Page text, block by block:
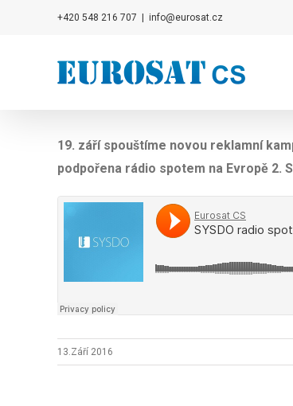
+420 548 216 707 info@eurosat.cz
19. září spouštíme novou reklamní
podpořena rádio spotem na Evropě 2.
13.Září 2016